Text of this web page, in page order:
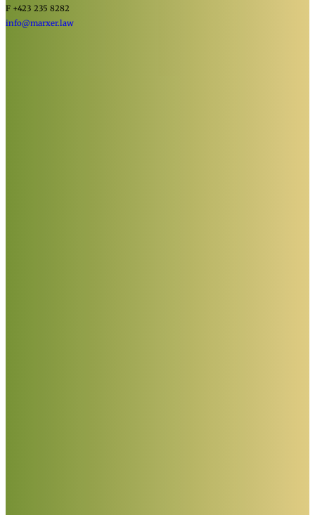
F +423 235 8282
info@marxer.law